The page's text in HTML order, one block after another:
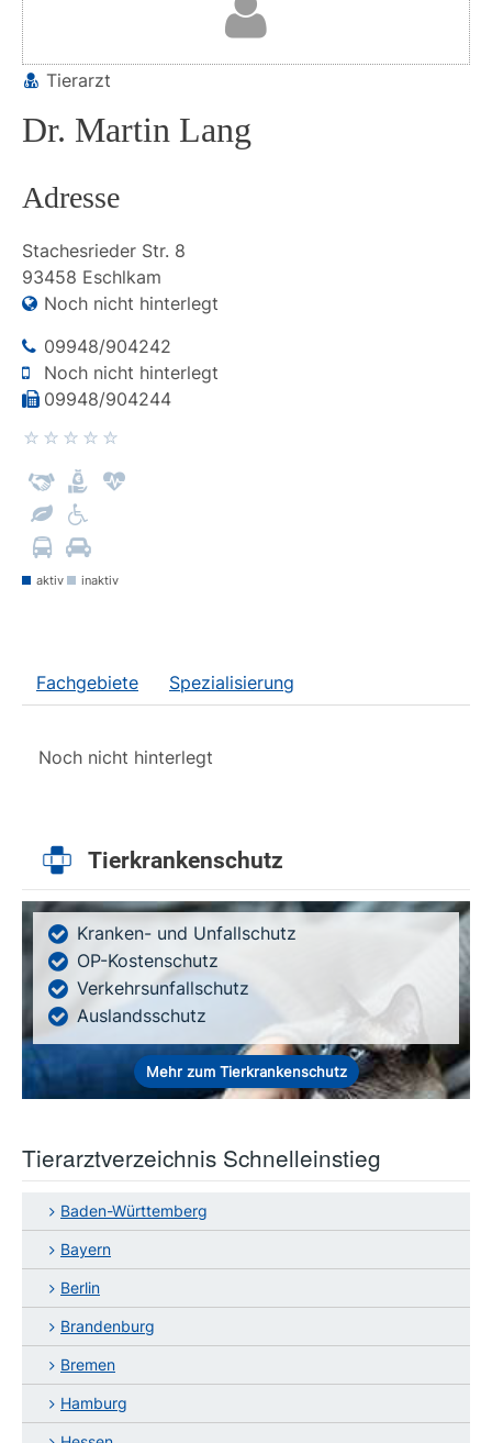
Tierarzt
Dr. Martin Lang
Adresse
Stachesrieder Str. 8
93458 Eschlkam
Noch nicht hinterlegt
09948/904242
Noch nicht hinterlegt
09948/904244
aktiv inaktiv
Fachgebiete Spezialisierung
Noch nicht hinterlegt
Tierkrankenschutz
Kranken- und Unfallschutz
OP-Kostenschutz
Verkehrsunfallschutz
Auslandsschutz
Mehr zum Tierkrankenschutz
Tierarztverzeichnis Schnelleinstieg
Baden-Württemberg
Bayern
Berlin
Brandenburg
Bremen
Hamburg